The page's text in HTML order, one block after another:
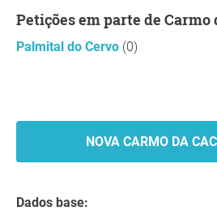
Petições em parte de
Palmital do Cervo (0)
NOVA CARMO DA
Dados base: